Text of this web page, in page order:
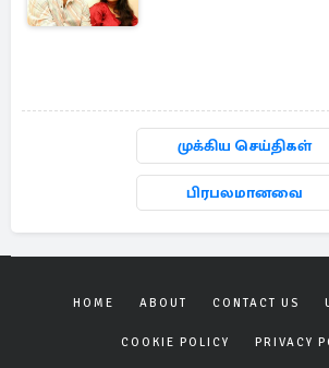
முக்கிய செய்திகள்
பிரபலமானவை
HOME ABOUT CONTACT US
COOKIE POLICY PRIVACY